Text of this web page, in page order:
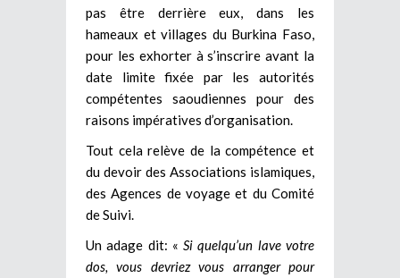
pas être derrière eux, dans les
hameaux et villages du Burkina Faso,
pour les exhorter à s’inscrire avant la
date limite fixée par les autorités
compétentes saoudiennes pour des
raisons impératives d’organisation.
Tout cela relève de la compétence et
du devoir des Associations islamiques,
des Agences de voyage et du Comité
de Suivi.
Un adage dit: « Si quelqu’un lave votre
dos, vous devriez vous arranger pour